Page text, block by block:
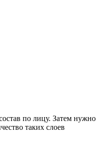
по лицу. Затем нужно
таких слоев